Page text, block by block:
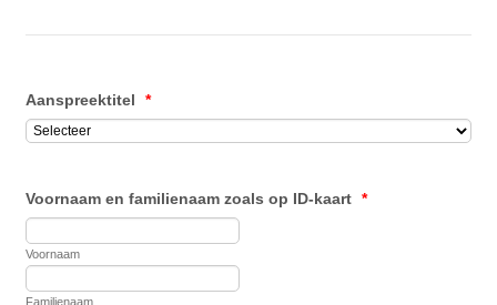
Aanspreektitel *
Voornaam en familienaam zoals op ID-kaart *
Voornaam
Familienaam